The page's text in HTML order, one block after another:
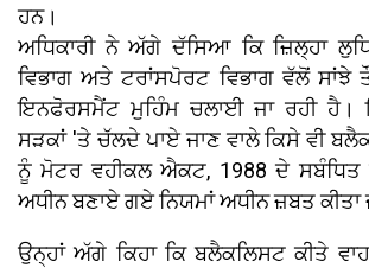
ਹਨ।
ਅਧਿਕਾਰੀ ਨੇ ਅੱਗੇ ਦੱਸਿਆ ਕਿ ਜ਼ਿਲ੍ਹਾ
ਵਿਭਾਗ ਅਤੇ ਟਰਾਂਸਪੋਰਟ ਵਿਭਾਗ ਵੱਲੋਂ
ਇਨਫੋਰਸਮੈਂਟ ਮੁਹਿੰਮ ਚਲਾਈ ਜਾ ਰਹੀ ਹੈ।
ਸੜਕਾਂ 'ਤੇ ਚੱਲਦੇ ਪਾਏ ਜਾਣ ਵਾਲੇ ਕਿਸੇ ਵੀ
ਨੂੰ ਮੋਟਰ ਵਹੀਕਲ ਐਕਟ, 1988 ਦੇ
ਅਧੀਨ ਬਣਾਏ ਗਏ ਨਿਯਮਾਂ ਅਧੀਨ ਜ਼ਬਤ ਕੀਤਾ
ਉਨ੍ਹਾਂ ਅੱਗੇ ਕਿਹਾ ਕਿ ਬਲੈਕਲਿਸਟ ਕੀਤੇ